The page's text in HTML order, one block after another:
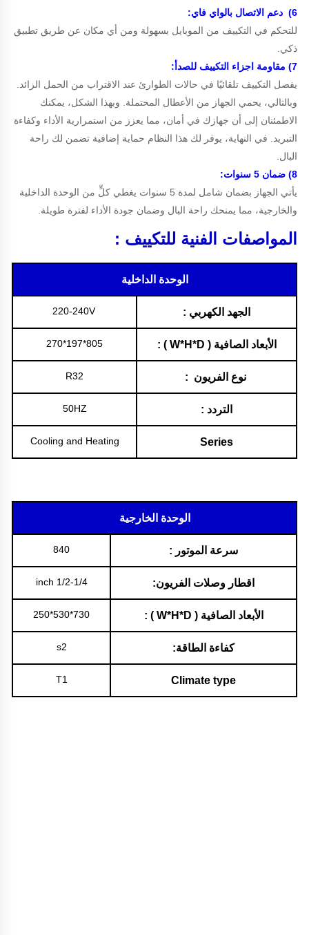
6) دعم الاتصال بالواي فاي:
للتحكم في التكييف من الموبايل بسهولة ومن أي مكان عن طريق تطبيق
ذكي.
7) مقاومة اجزاء التكييف للصدأ:
يفصل التكييف تلقائيًا في حالات الطوارئ عند الاقتراب من الحمل الزائد.
وبالتالي، يحمي الجهاز من الأعطال المحتملة. وبهذا الشكل، يمكنك
الاطمئنان إلى أن جهازك في أمان، مما يعزز من استمرارية الأداء وكفاءة
التبريد. في النهاية، يوفر لك هذا النظام حماية إضافية تضمن لك راحة
البال.
8) ضمان 5 سنوات
:
يأتي الجهاز بضمان شامل لمدة 5 سنوات يغطي كلٍّ من الوحدة الداخلية
والخارجية، مما يمنحك راحة البال وضمان جودة الأداء لفترة طويلة.
المواصفات الفنية للتكييف :
الوحدة الداخلية
الجهد الكهربي : 220-240V
الأبعاد الصافية ( W*H*D ) : 805*197*270
نوع الفريون : R32
التردد : 50HZ
Series
Cooling and Heating
الوحدة الخارجية
سرعة الموتور : 840
اقطار وصلات الفريون: 1/2-1/4 inch
الأبعاد الصافية ( W*H*D ) : 730*530*250
كفاءة الطاقة: s2
Climate type
T1